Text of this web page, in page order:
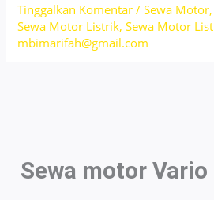
Tinggalkan Komentar /Sewa Motor
Sewa Motor Listrik,Sewa Motor
mbimarifah@gmail.com
Sewa motor Vario